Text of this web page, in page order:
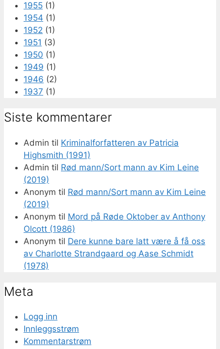
1955 (1)
1954 (1)
1952 (1)
1951 (3)
1950 (1)
1949 (1)
1946 (2)
1937 (1)
Siste kommentarer
Admin til Kriminalforfatteren av Patricia
Highsmith (1991)
Admin til Rød mann/Sort mann av Kim Leine
(2019)
Anonym til Rød mann/Sort mann av Kim Leine
(2019)
Anonym til Mord på Røde Oktober av Anthony
Olcott (1986)
Anonym til Dere kunne bare latt være å få oss
av Charlotte Strandgaard og Aase Schmidt
(1978)
Meta
Logg inn
Innleggsstrøm
Kommentarstrøm